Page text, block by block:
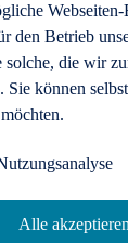
den Betrieb
die wir
Sie können
Alle akzeptieren
Ideen eine